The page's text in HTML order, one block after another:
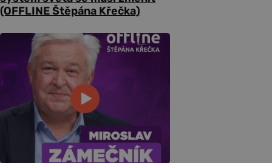
(OFFLINE Štěpána Křečka)